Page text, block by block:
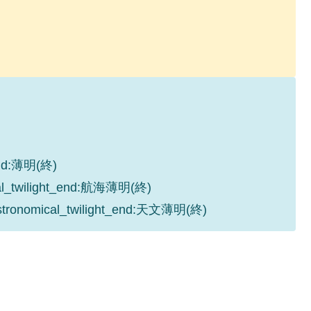
薄明(終)
航海薄明(終)
天文薄明(終)